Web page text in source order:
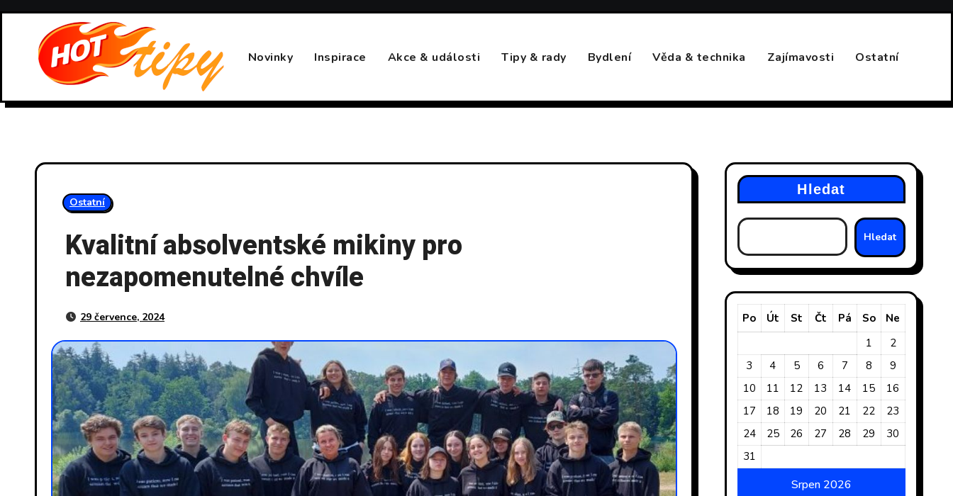
Novinky Inspirace Akce & události Tipy & rady Bydlení Věda & technika Zajímavosti Ostatní
Ostatní
Kvalitní absolventské mikiny pro
nezapomenutelné chvíle
29 července, 2024
Hledat
Hledat
Srpen 2026
Po Út St Čt Pá So
Ne
1
2
3
4 5 6 7 8
9
10
11 12 13 14 15
16
17
18 19 20 21 22
23
24
25 26 27 28 29
30
31